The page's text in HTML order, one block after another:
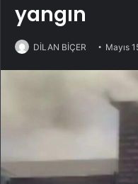
yangın
DİLAN BİÇER Mayıs